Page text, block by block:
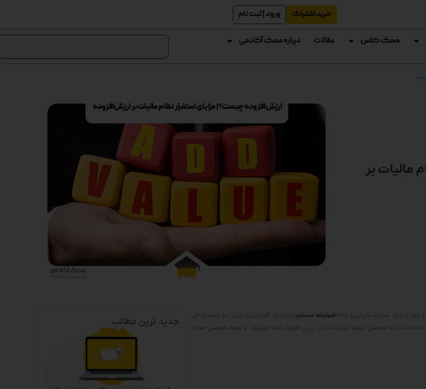
خرید اشتراک ورود | ثبت نام
محک کلاس مقالات درباره محک آکادمی
مالیات بر
شما را به یاد مباحث مالیاتی و ارائه اظهارنامه عملکرد می‌اندازد. افزودن یک ارزش به محصول می
شده به محصول توسط تولیدکنندگان ارزش افزوده گفته می‌شود. با محک آکادمی همراه
جدید ترین مطالب